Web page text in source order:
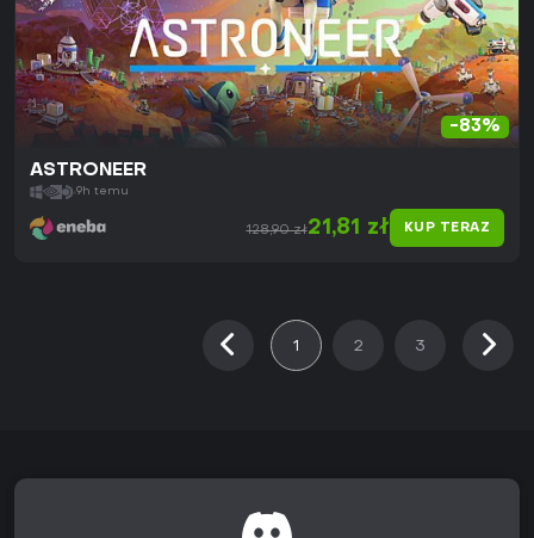
-83%
ASTRONEER
9h temu
128,90 zł21,81 zł KUP TERAZ
1 2 3